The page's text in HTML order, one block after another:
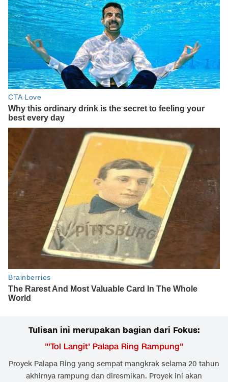
Tulisan ini merupakan bagian dari Fokus:
"'Tol Langit' Palapa Ring Rampung"
Proyek Palapa Ring yang sempat mangkrak selama 20 tahun
akhirnya rampung dan diresmikan. Proyek ini akan